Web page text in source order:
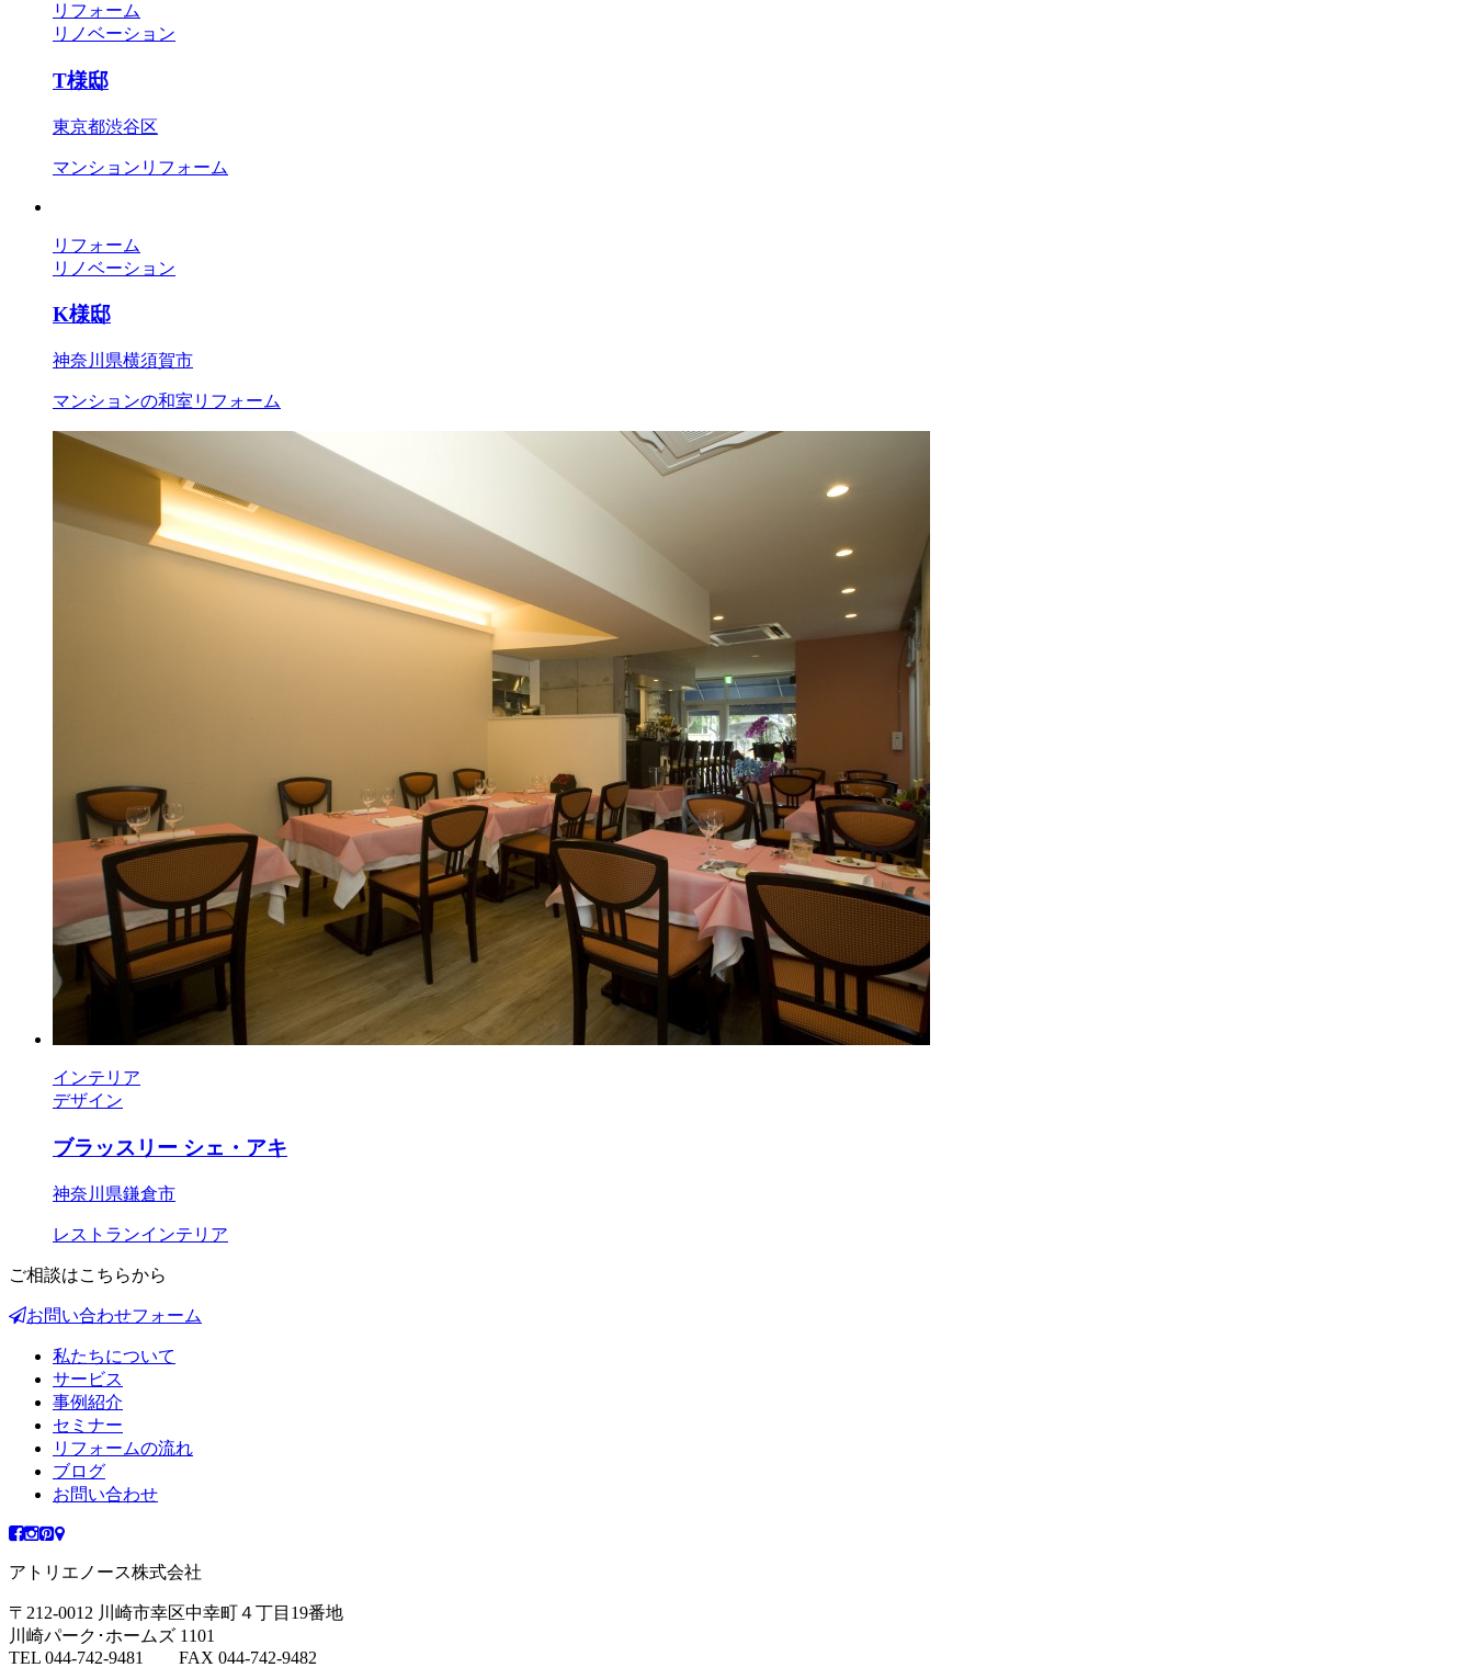
リフォーム
リノベーション
T様邸
東京都渋谷区
マンションリフォーム
リフォーム
リノベーション
K様邸
神奈川県横須賀市
マンションの和室リフォーム
インテリア
デザイン
ブラッスリー シェ・アキ
神奈川県鎌倉市
レストランインテリア
ご相談はこちらから
お問い合わせフォーム
私たちについて
サービス
事例紹介
セミナー
リフォームの流れ
ブログ
お問い合わせ
アトリエノース株式会社
〒212-0012 川崎市幸区中幸町４丁目19番地
川崎パーク･ホームズ 1101
TEL 044-742-9481 FAX 044-742-9482